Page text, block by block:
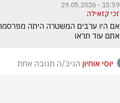
15:59 - 29.05.2026
זכי קזאילה
אתם עוד תראו
יוסי אוחיון הגיב/ה תגובה אחת